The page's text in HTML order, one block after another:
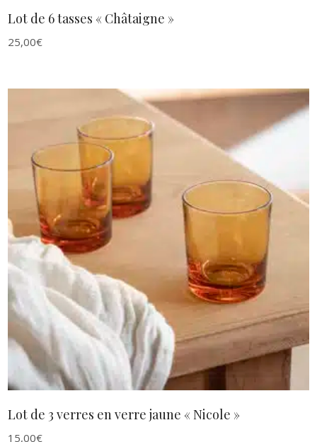
Lot de 6 tasses « Châtaigne »
25,00€
AJOUTER AU PANIER
Lot de 3 verres en verre jaune « Nicole »
15,00€